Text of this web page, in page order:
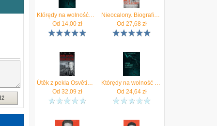
Którędy na wolność? Historia pierwszej dziewczyny, która uciekła z Auschwitz
Od 14,00zł
Nieocalony. Biografia Tadeusza Borowskiego
Od 27,68zł
Útěk z pekla Osvětimi Byczkowska-Nowak Marta
Od 32,09 zł
Którędy na wolność ?. Historia pierwszej
Od 24,64zł